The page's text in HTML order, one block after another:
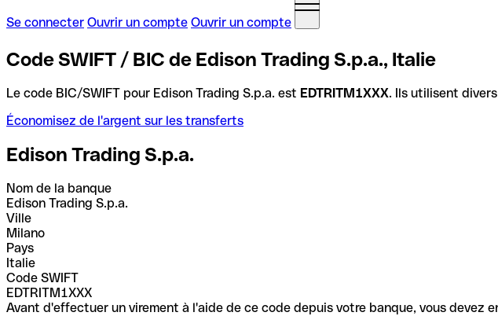
Se connecter Ouvrir un compte Ouvrir un compte
Code SWIFT / BIC de Edison Trading S.p.a., Italie
Le code BIC/SWIFT pour Edison Trading S.p.a. est EDTRITM1XXX. Ils utilisent
Économisez de l'argent sur les transferts
Edison Trading S.p.a.
Nom de la banque
Edison Trading S.p.a.
Ville
Milano
Pays
Italie
Code SWIFT
EDTRITM1XXX
Avant d'effectuer un virement à l'aide de ce code depuis votre banque, vous